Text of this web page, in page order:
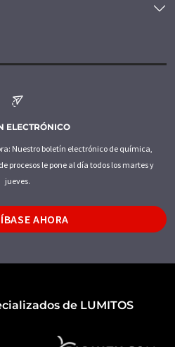
ELECTRÓNICO
Nuestro boletín electrónico de química,
procesos le pone al día todos los martes y
jueves.
AHORA
de LUMITOS